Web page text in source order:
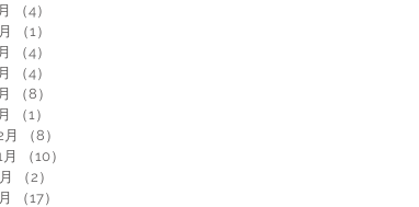
（4）
（1）
（4）
（4）
（8）
（1）
（8）
（10）
（2）
（17）